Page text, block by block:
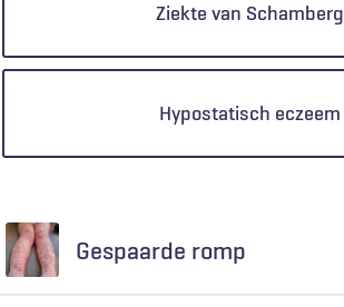
Ziekte van Schamberg
Hypostatisch eczeem
Gespaarde romp